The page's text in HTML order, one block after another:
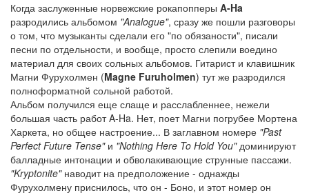
Когда заслуженные норвежские рокапопперы A-Ha
разродились альбомом "Analogue", сразу же пошли разговоры
о том, что музыканты сделали его "по обязаности", писали
песни по отдельности, и вообще, просто слепили воедино
материал для своих сольных альбомов. Гитарист и клавишник
Магни Фурухолмен (Magne Furuholmen) тут же разродился
полноформатной сольной работой.
Альбом получился еще слаще и расслабленнее, нежели
большая часть работ A-Ha. Нет, поет Магни погрубее Мортена
Харкета, но общее настроение... В заглавном номере "Past
Perfect Future Tense"и "Nothing Here To Hold You"доминируют
балладные интонации и обволакивающие струнные пассажи.
"Kryptonite"наводит на предположение - однажды
Фурухолмену приснилось, что он - Боно, и этот номер он